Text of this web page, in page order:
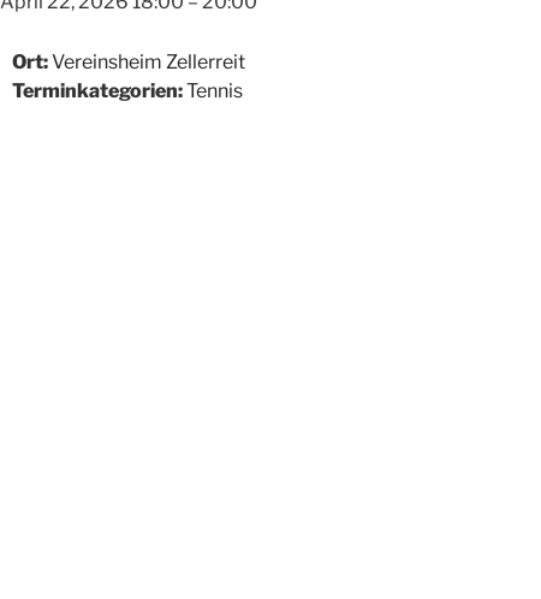
Ort:Vereinsheim Zellerreit
Terminkategorien:Tennis